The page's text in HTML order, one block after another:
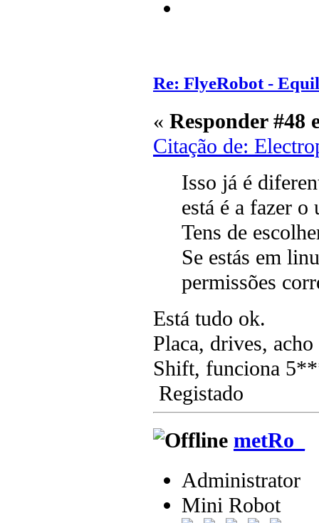
Re: FlyeRobot -
« Responder #48
Citação de:
Isso já é
está é a fazer o
Tens de
Se estás em
permissões
Está tudo ok.
Placa, drives,
Shift, funciona
Registado
metRo_
Administrator
Mini Robot